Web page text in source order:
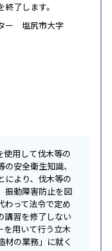
了します。
ー 塩尻市大字
使用して伐木等の
安全衛生知識、
により、伐木等の
振動障害防止を図
わって法令で定め
講習を修了しない
を用いて行う立木
材の業務」に就く